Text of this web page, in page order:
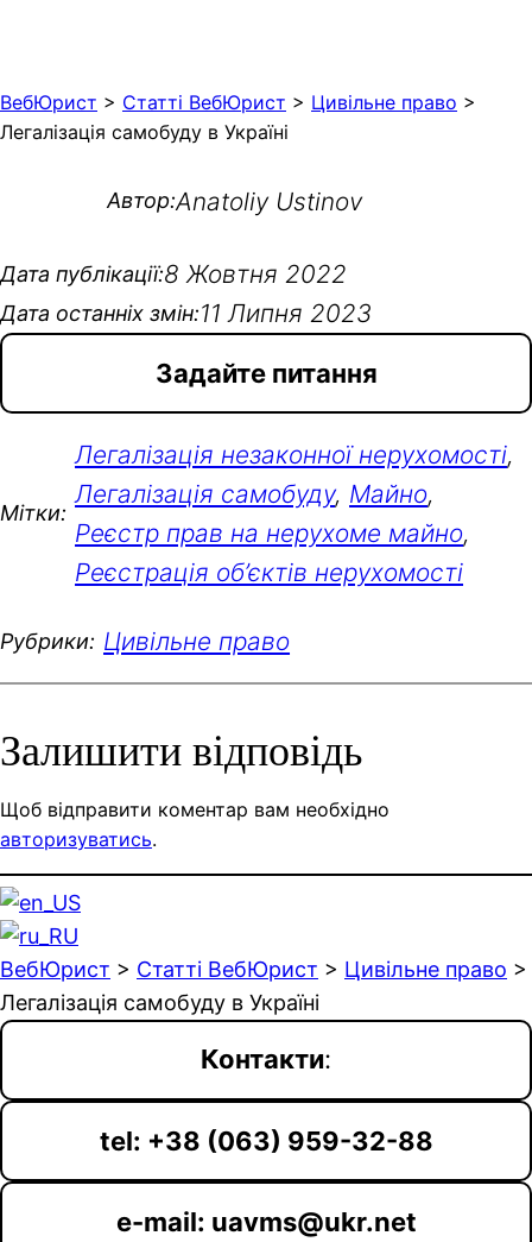
ВебЮрист > Статті ВебЮрист > Цивільне право >
Легалізація самобуду в Україні
Автор:Anatoliy Ustinov
Дата публікації:8 Жовтня 2022
Дата останніх змін:11 Липня 2023
Задайте питання
Мітки:
Легалізація незаконної нерухомості
Легалізація самобуду, Майно
Реєстр прав на нерухоме майно
Реєстрація об’єктів нерухомості
Рубрики: Цивільне право
Залишити відповідь
Щоб відправити коментар вам необхідно
авторизуватись.
ВебЮрист > Статті ВебЮрист > Цивільне право >
Легалізація самобуду в Україні
Контакти:
tel: +38 (063) 959-32-88
e-mail: uavms@ukr.net